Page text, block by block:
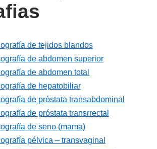
de tejidos blandos
de abdomen superior
de abdomen total
de hepatobiliar
de próstata transabdominal
de próstata transrrectal
de seno (mama)
pélvica – transvaginal